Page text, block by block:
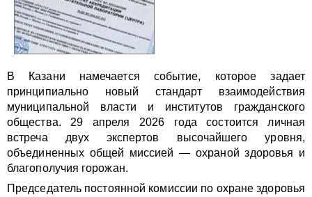
В Казани намечается событие, которое задает
принципиально новый стандарт взаимодействия
муниципальной власти и институтов гражданского
общества. 29 апреля 2026 года состоится личная
встреча двух экспертов высочайшего уровня,
объединенных общей миссией — охраной здоровья и
благополучия горожан.
Председатель постоянной комиссии по охране здоровья